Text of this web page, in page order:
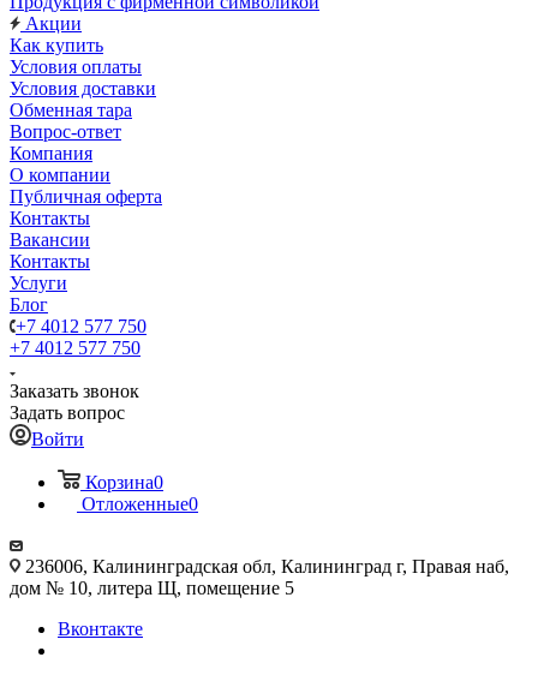
Акции
Как купить
Условия оплаты
Условия доставки
Обменная тара
Вопрос-ответ
Компания
О компании
Публичная оферта
Контакты
Вакансии
Контакты
Услуги
Блог
+7 4012 577 750
+7 4012 577 750
Заказать звонок
Задать вопрос
Войти
Корзина0
Отложенные0
236006, Калининградская обл, Калининград г, Правая наб,
дом № 10, литера Щ, помещение 5
Вконтакте